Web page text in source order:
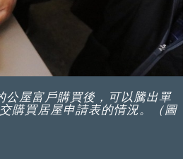
公屋富戶購買後，可以騰出單
購買居屋申請表的情況。（圖